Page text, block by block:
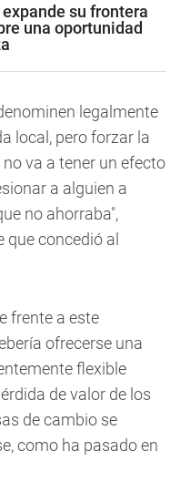
su frontera
una oportunidad
legalmente
local, pero forzar la
va a tener un efecto
a alguien a
no ahorraba",
que concedió al
frente a este
ofrecerse una
flexible
de valor de los
de cambio se
como ha pasado en